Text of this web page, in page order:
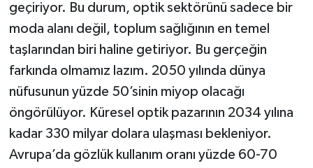
geçiriyor. Bu durum, optik sektörünü sadece bir
moda alanı değil, toplum sağlığının en temel
taşlarından biri haline getiriyor. Bu gerçeğin
farkında olmamız lazım. 2050 yılında dünya
nüfusunun yüzde 50’sinin miyop olacağı
öngörülüyor. Küresel optik pazarının 2034 yılına
kadar 330 milyar dolara ulaşması bekleniyor.
Avrupa’da gözlük kullanım oranı yüzde 60-70